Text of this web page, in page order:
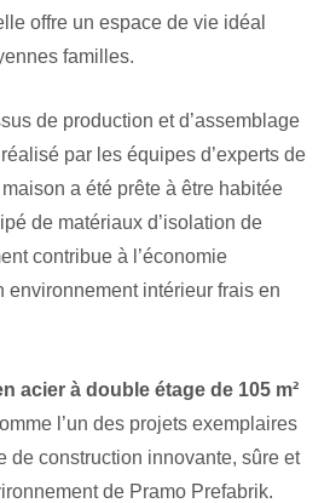
offre un espace de vie idéal
familles.
de production et d’assemblage
par les équipes d’experts de
a été prête à être habitée
de matériaux d’isolation de
contribue à l’économie
environnement intérieur frais en
acier à double étage de 105 m²
l’un des projets exemplaires
de construction innovante, sûre et
de Pramo Prefabrik.